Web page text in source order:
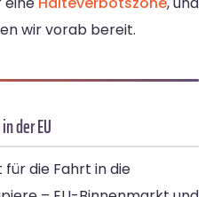
wir vorab bereit.
der EU
die Fahrt in die